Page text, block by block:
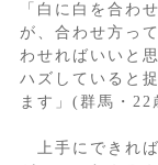
「白に白を合わ
が、合わせ方っ
わせればいいと
ハズしていると
ます」(群馬・22
上手にできれ